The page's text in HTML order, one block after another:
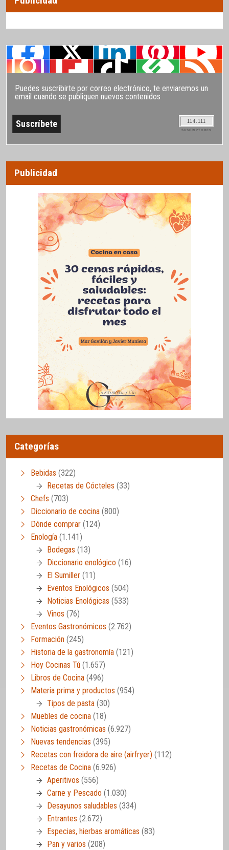
Puedes suscribirte por correo electrónico, te enviaremos un
email cuando se publiquen nuevos contenidos
114.111
SUSCRIPTORES
Publicidad
Categorías
Bebidas (322)
Recetas de Cócteles (33)
Chefs (703)
Diccionario de cocina (800)
Dónde comprar (124)
Enología (1.141)
Bodegas (13)
Diccionario enológico (16)
El Sumiller (11)
Eventos Enológicos (504)
Noticias Enológicas (533)
Vinos (76)
Eventos Gastronómicos (2.762)
Formación (245)
Historia de la gastronomía (121)
Hoy Cocinas Tú (1.657)
Libros de Cocina (496)
Materia prima y productos (954)
Tipos de pasta (30)
Muebles de cocina (18)
Noticias gastronómicas (6.927)
Nuevas tendencias (395)
Recetas con freidora de aire (airfryer) (112)
Recetas de Cocina (6.926)
Aperitivos (556)
Carne y Pescado (1.030)
Desayunos saludables (334)
Entrantes (2.672)
Especias, hierbas aromáticas (83)
Pan y varios (208)